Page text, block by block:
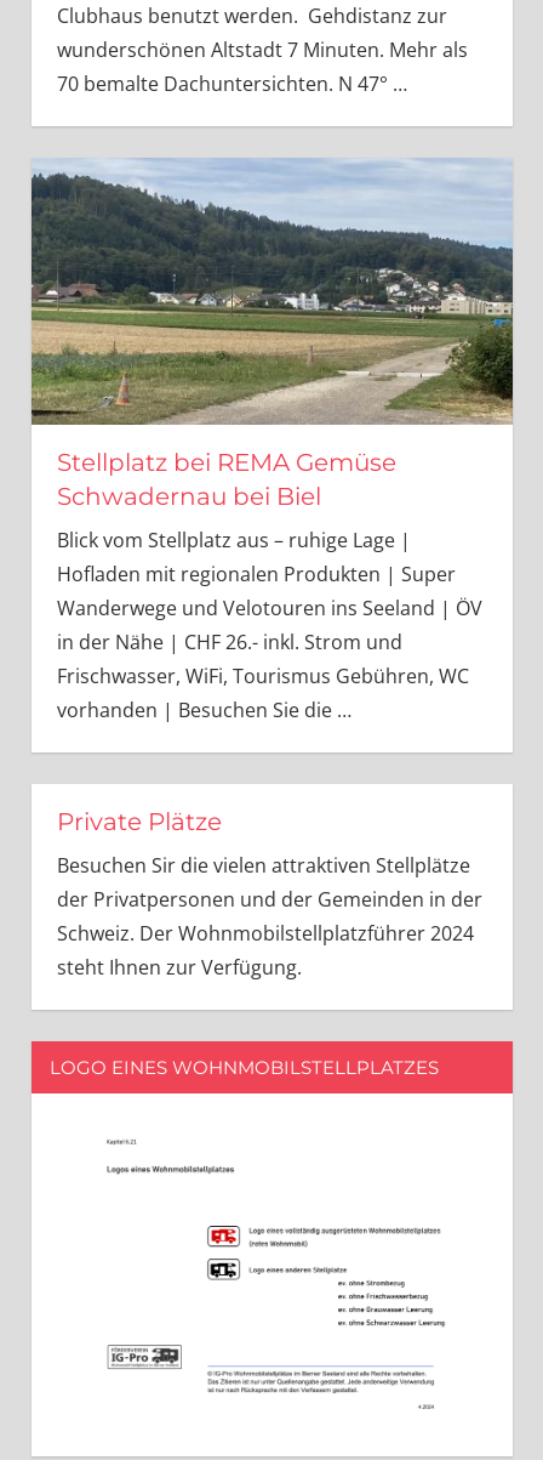
Clubhaus benutzt werden. Gehdistanz zur
wunderschönen Altstadt 7 Minuten. Mehr als
70 bemalte Dachuntersichten. N 47° …
Stellplatz bei REMA Gemüse
Schwadernau bei Biel
Blick vom Stellplatz aus – ruhige Lage |
Hofladen mit regionalen Produkten | Super
Wanderwege und Velotouren ins Seeland | ÖV
in der Nähe | CHF 26.- inkl. Strom und
Frischwasser, WiFi, Tourismus Gebühren, WC
vorhanden | Besuchen Sie die …
Private Plätze
Besuchen Sir die vielen attraktiven Stellplätze
der Privatpersonen und der Gemeinden in der
Schweiz. Der Wohnmobilstellplatzführer 2024
steht Ihnen zur Verfügung.
LOGO EINES WOHNMOBILSTELLPLATZES